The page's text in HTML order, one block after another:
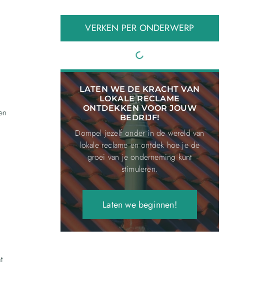
VERKEN PER ONDERWERP
LATEN WE DE KRACHT VAN
LOKALE RECLAME
ONTDEKKEN VOOR JOUW
BEDRIJF!
Dompel jezelf onder in de wereld van
lokale reclame en ontdek hoe je de
groei van je onderneming kunt
stimuleren.
Laten we beginnen!